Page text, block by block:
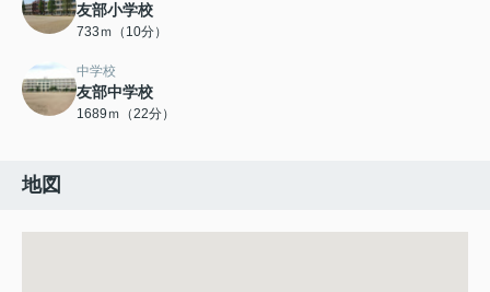
友部小学校
733ｍ（10分）
中学校
友部中学校
1689ｍ（22分）
地図